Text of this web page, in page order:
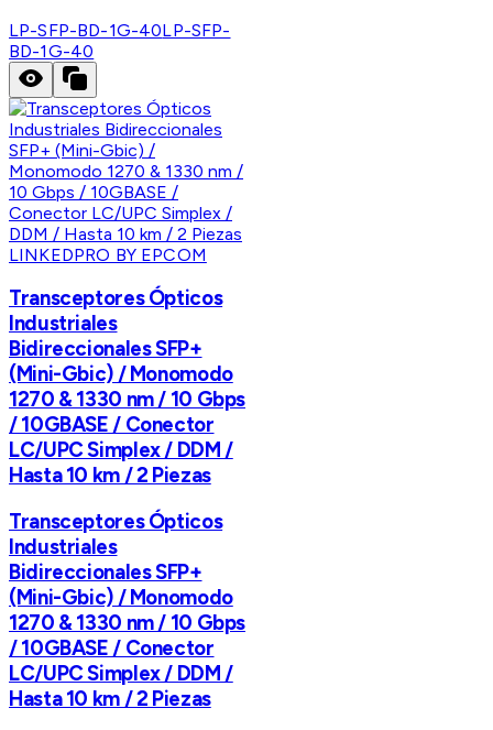
LP-SFP-BD-1G-40LP-SFP-
BD-1G-40
LINKEDPRO BY EPCOM
Transceptores Ópticos
Industriales
Bidireccionales SFP+
(Mini-Gbic) / Monomodo
1270 & 1330 nm / 10 Gbps
/ 10GBASE / Conector
LC/UPC Simplex / DDM /
Hasta 10 km / 2 Piezas
Transceptores Ópticos
Industriales
Bidireccionales SFP+
(Mini-Gbic) / Monomodo
1270 & 1330 nm / 10 Gbps
/ 10GBASE / Conector
LC/UPC Simplex / DDM /
Hasta 10 km / 2 Piezas